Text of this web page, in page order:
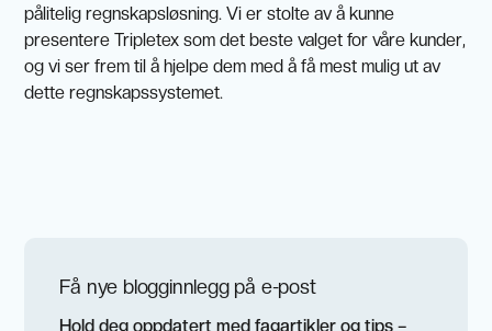
pålitelig regnskapsløsning. Vi er stolte av å kunne
presentere Tripletex som det beste valget for våre kunder,
og vi ser frem til å hjelpe dem med å få mest mulig ut av
dette regnskapssystemet.
Få nye blogginnlegg på e-post
Hold deg oppdatert med fagartikler og tips –